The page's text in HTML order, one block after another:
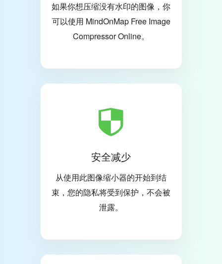
如果你想压缩没有水印的图像，你
可以使用 MindOnMap Free Image
Compressor Online。
安全减少
从使用此图像缩小器的开始到结
束，您的隐私将受到保护，不会被
泄露。